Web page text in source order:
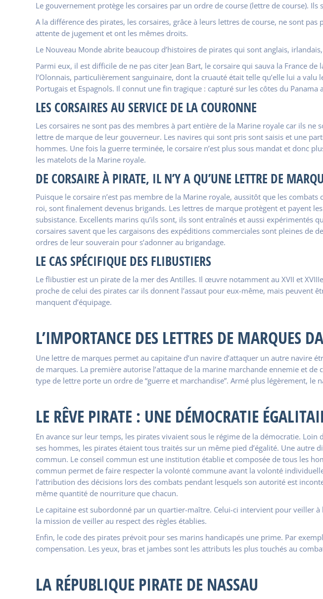
Le gouvernement protège les corsaires par un ordre de course (lettre de course).
A la différence des pirates, les corsaires, grâce à leurs lettres de course, ne sont
attente de jugement et ont les mêmes droits.
Le Nouveau Monde abrite beaucoup d’histoires de pirates qui sont anglais,
Parmi eux, il est difficile de ne pas citer Jean Bart, le corsaire qui sauva la France
l’Olonnais, particulièrement sanguinaire, dont la cruauté était telle qu’elle lui a
Portugais et Espagnols. Il connut une fin tragique : capturé sur les côtes du
LES CORSAIRES AU SERVICE DE LA COURONNE
Les corsaires ne sont pas des membres à part entière de la Marine royale car ils
lettre de marque de leur gouverneur. Les navires qui sont pris sont saisis et une
hommes. Une fois la guerre terminée, le corsaire n’est plus sous mandat et donc
les matelots de la Marine royale.
DE CORSAIRE À PIRATE, IL N’Y A QU’UNE LETTRE DE
Puisque le corsaire n’est pas membre de la Marine royale, aussitôt que les
roi, sont finalement devenus brigands. Les lettres de marque protègent et payent
subsistance. Excellents marins qu’ils sont, ils sont entraînés et aussi expérimentés
corsaires savent que les cargaisons des expéditions commerciales sont pleines de
ordres de leur souverain pour s’adonner au brigandage.
LE CAS SPÉCIFIQUE DES FLIBUSTIERS
Le flibustier est un pirate de la mer des Antilles. Il œuvre notamment au XVII et
proche de celui des pirates car ils donnent l’assaut pour eux-même, mais peuvent
manquent d’équipage.
L’IMPORTANCE DES LETTRES DE MARQUES
Une lettre de marques permet au capitaine d’un navire d’attaquer un autre navire
de marques. La première autorise l’attaque de la marine marchande ennemie et
type de lettre porte un ordre de “guerre et marchandise”. Armé plus légèrement, le
LE RÊVE PIRATE : UNE DÉMOCRATIE
En avance sur leur temps, les pirates vivaient sous le régime de la démocratie.
ses hommes, les pirates étaient tous traités sur un même pied d’égalité. Une autre
commun. Le conseil commun est une institution établie et composée de tous les
commun permet de faire respecter la volonté commune avant la volonté
l’attribution des décisions lors des combats pendant lesquels son autorité est
même quantité de nourriture que chacun.
Le capitaine est subordonné par un quartier-maître. Celui-ci intervient pour veiller
la mission de veiller au respect des règles établies.
Enfin, le code des pirates prévoit pour ses marins handicapés une prime. Par
compensation. Les yeux, bras et jambes sont les attributs les plus touchés au
LA RÉPUBLIQUE PIRATE DE NASSAU